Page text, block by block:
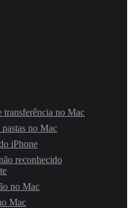
transferência no Mac
no Mac
iPhone
reconhecido
no Mac
Mac